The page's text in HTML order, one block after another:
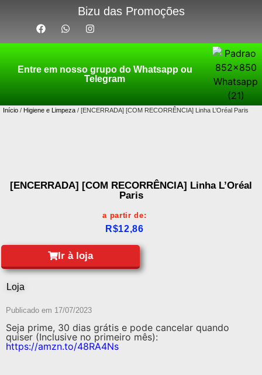
Bizu das Promoções
Entre em nosso grupo do Whatsapp ou
Telegram
Início / Higiene e Limpeza / [ENCERRADA] [COM RECORRÊNCIA] Linha L’Oréal Paris
[ENCERRADA] [COM RECORRÊNCIA] Linha L’Oréal
Paris
a partir de:
R$12,86
Ir à loja
Loja
Publicado em 17/07/2023
Seja prime, 30 dias grátis e pode cancelar quando
quiser (Inclusive no primeiro mês):
https://amzn.to/48RA4Ns